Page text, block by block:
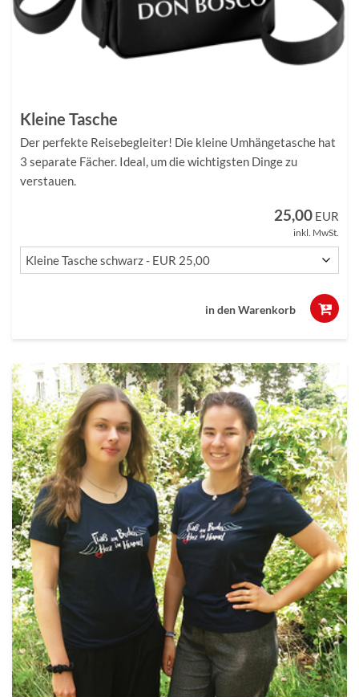
Kleine Tasche
Der perfekte Reisebegleiter! Die kleine Umhängetasche hat
3 separate Fächer. Ideal, um die wichtigsten Dinge zu
verstauen.
25,00 EUR
inkl. MwSt.